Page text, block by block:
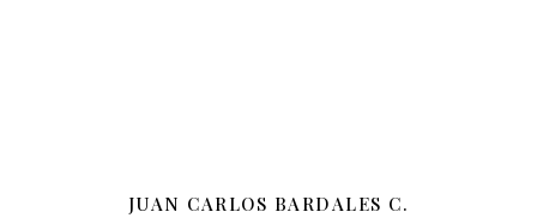
JUAN CARLOS BARDALES C.